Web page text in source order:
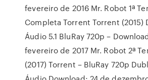
fevereiro de 2016 Mr. Robot 1ª
Completa Torrent Torrent (2015)
Áudio 5.1 BluRay 720p –
fevereiro de 2017 Mr. Robot 2ª
(2017) Torrent – BluRay 720p